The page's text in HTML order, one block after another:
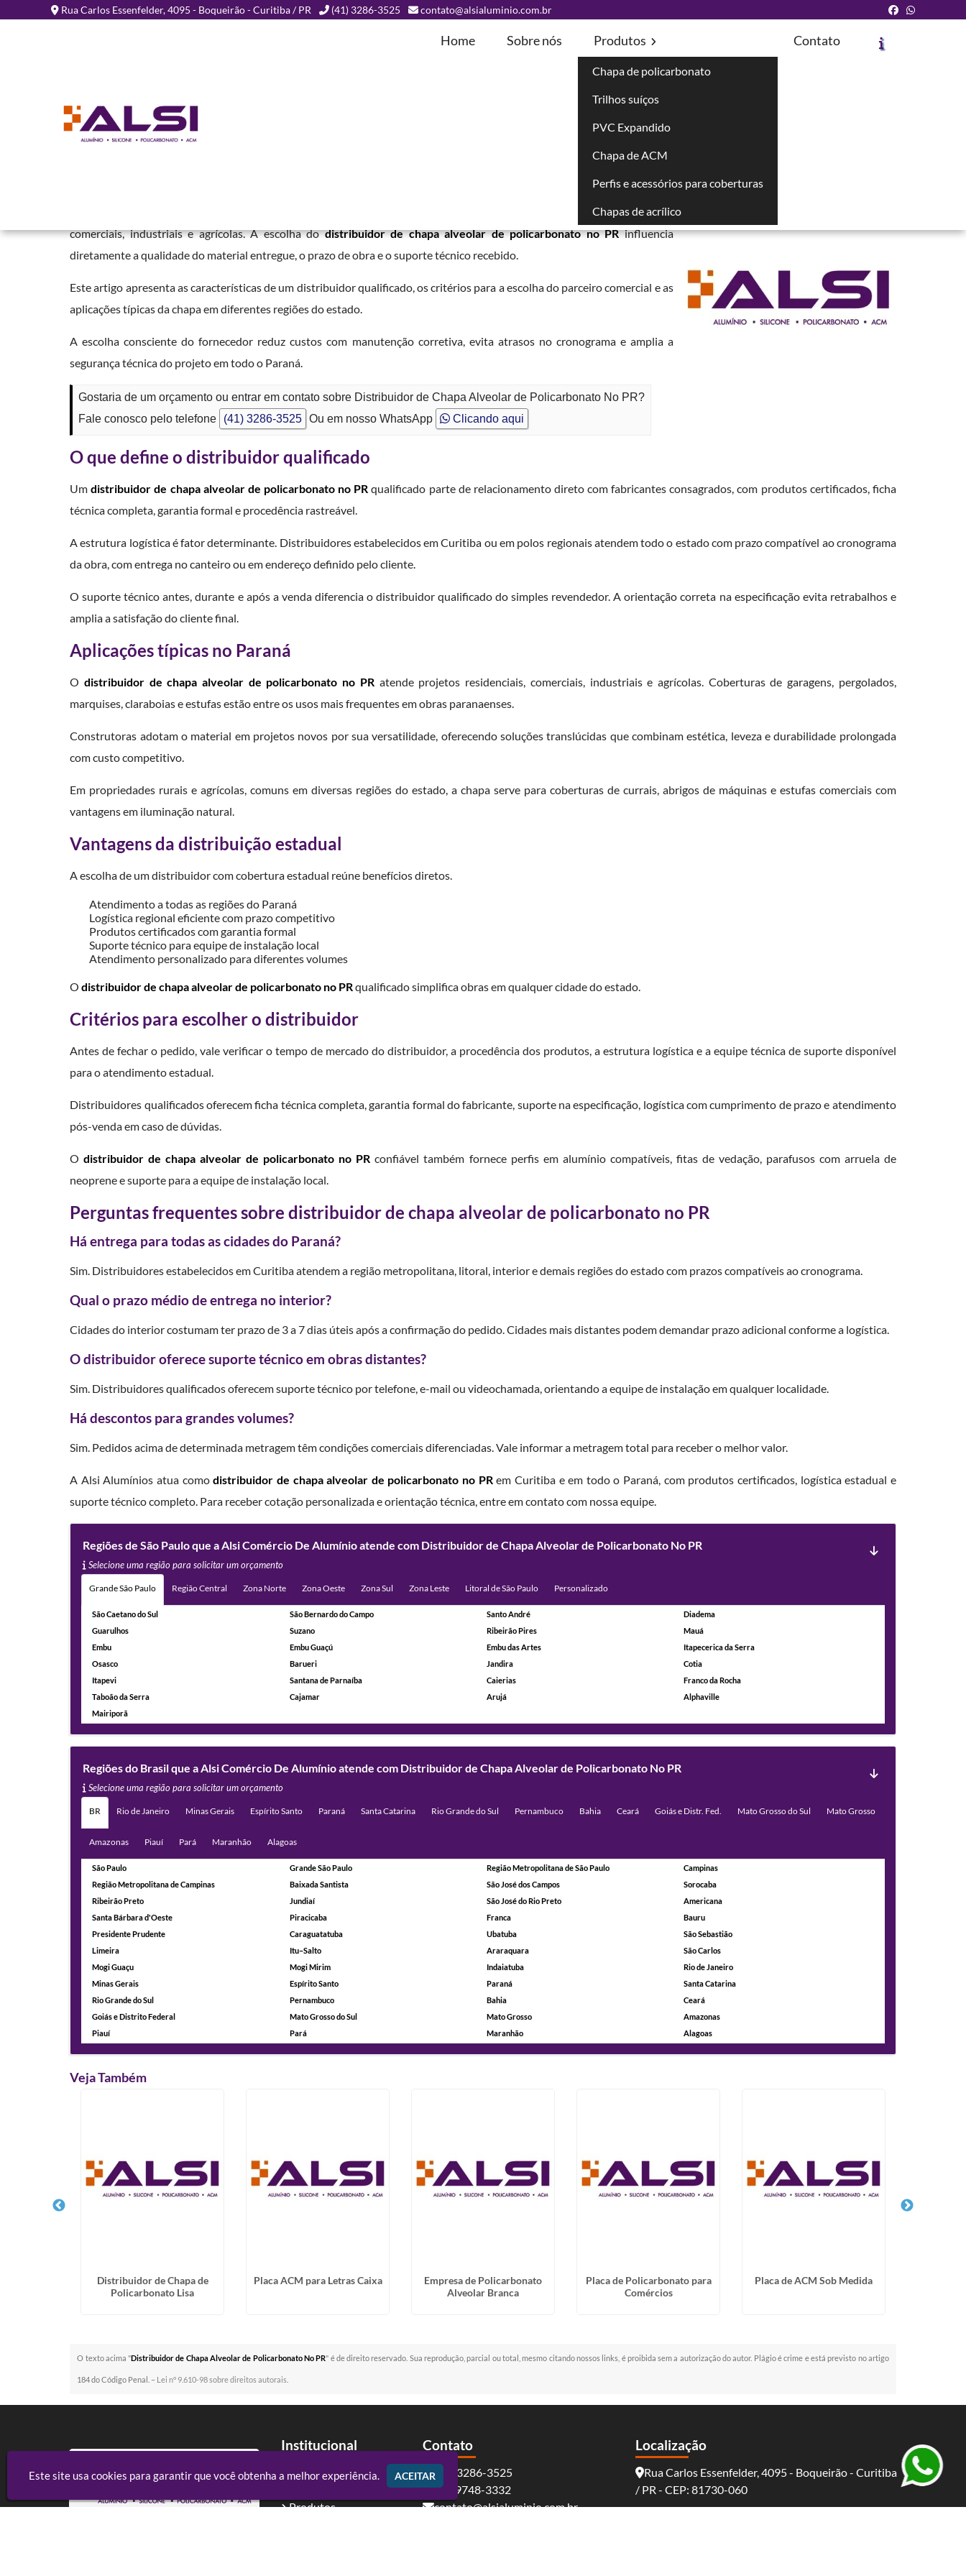
Rua Carlos Essenfelder, 4095 - Boqueirão - Curitiba / PR (41) 3286-3525 contato@alsialuminio.com.br
Home Sobre nós Produtos
Chapa de policarbonato
Trilhos suíços
PVC Expandido
Chapa de ACM
Perfis e acessórios para coberturas
Chapas de acrílico
Contato
Distribuidor de Chapa Alveolar de
Policarbonato No PR
Solicite um Orçamento
A demanda por chapas translúcidas em obras paranaenses cresce a cada ano, com aplicações em coberturas residenciais,
comerciais, industriais e agrícolas. A escolha dodistribuidor de chapa alveolar de policarbonato no PRinfluencia
diretamente a qualidade do material entregue, o prazo de obra e o suporte técnico recebido.
Este artigo apresenta as características de um distribuidor qualificado, os critérios para a escolha do parceiro comercial e as
aplicações típicas da chapa em diferentes regiões do estado.
A escolha consciente do fornecedor reduz custos com manutenção corretiva, evita atrasos no cronograma e amplia a
segurança técnica do projeto em todo o Paraná.
Gostaria de um orçamento ou entrar em contato sobre Distribuidor de Chapa Alveolar de Policarbonato No PR?
Fale conosco pelo telefone
(41) 3286-3525 Ou em nosso WhatsApp Clicando aqui
O que define o distribuidor qualificado
Umdistribuidor de chapa alveolar de policarbonato no PR qualificado parte de relacionamento direto com fabricantes consagrados, com produtos certificados, ficha
técnica completa, garantia formal e procedência rastreável.
A estrutura logística é fator determinante. Distribuidores estabelecidos em Curitiba ou em polos regionais atendem todo o estado com prazo compatível ao cronograma
da obra, com entrega no canteiro ou em endereço definido pelo cliente.
O suporte técnico antes, durante e após a venda diferencia o distribuidor qualificado do simples revendedor. A orientação correta na especificação evita retrabalhos e
amplia a satisfação do cliente final.
Aplicações típicas no Paraná
O distribuidor de chapa alveolar de policarbonato no PRatende projetos residenciais, comerciais, industriais e agrícolas. Coberturas de garagens, pergolados,
marquises, claraboias e estufas estão entre os usos mais frequentes em obras paranaenses.
Construtoras adotam o material em projetos novos por sua versatilidade, oferecendo soluções translúcidas que combinam estética, leveza e durabilidade prolongada
com custo competitivo.
Em propriedades rurais e agrícolas, comuns em diversas regiões do estado, a chapa serve para coberturas de currais, abrigos de máquinas e estufas comerciais com
vantagens em iluminação natural.
Vantagens da distribuição estadual
A escolha de um distribuidor com cobertura estadual reúne benefícios diretos.
Atendimento a todas as regiões do Paraná
Logística regional eficiente com prazo competitivo
Produtos certificados com garantia formal
Suporte técnico para equipe de instalação local
Atendimento personalizado para diferentes volumes
Odistribuidor de chapa alveolar de policarbonato no PRqualificado simplifica obras em qualquer cidade do estado.
Critérios para escolher o distribuidor
Antes de fechar o pedido, vale verificar o tempo de mercado do distribuidor, a procedência dos produtos, a estrutura logística e a equipe técnica de suporte disponível
para o atendimento estadual.
Distribuidores qualificados oferecem ficha técnica completa, garantia formal do fabricante, suporte na especificação, logística com cumprimento de prazo e atendimento
pós-venda em caso de dúvidas.
Odistribuidor de chapa alveolar de policarbonato no PR confiável também fornece perfis em alumínio compatíveis, fitas de vedação, parafusos com arruela de
neoprene e suporte para a equipe de instalação local.
Perguntas frequentes sobre distribuidor de chapa alveolar de policarbonato no PR
Há entrega para todas as cidades do Paraná?
Sim. Distribuidores estabelecidos em Curitiba atendem a região metropolitana, litoral, interior e demais regiões do estado com prazos compatíveis ao cronograma.
Qual o prazo médio de entrega no interior?
Cidades do interior costumam ter prazo de 3 a 7 dias úteis após a confirmação do pedido. Cidades mais distantes podem demandar prazo adicional conforme a logística.
O distribuidor oferece suporte técnico em obras distantes?
Sim. Distribuidores qualificados oferecem suporte técnico por telefone, e-mail ou videochamada, orientando a equipe de instalação em qualquer localidade.
Há descontos para grandes volumes?
Sim. Pedidos acima de determinada metragem têm condições comerciais diferenciadas. Vale informar a metragem total para receber o melhor valor.
A Alsi Alumínios atua comodistribuidor de chapa alveolar de policarbonato no PRem Curitiba e em todo o Paraná, com produtos certificados, logística estadual e
suporte técnico completo. Para receber cotação personalizada e orientação técnica, entre em contato com nossa equipe.
Regiões de São Paulo que a Alsi Comércio De Alumínio atende com Distribuidor de Chapa Alveolar de Policarbonato No PR
Selecione uma região para solicitar um orçamento
Grande São Paulo Região Central Zona Norte Zona Oeste Zona Sul Zona Leste Litoral de São Paulo Personalizado
São Caetano do Sul São Bernardo do Campo Santo André
Diadema
Guarulhos
Suzano Ribeirão Pires
Mauá
Embu
Embu Guaçú Embu das Artes
Itapecerica da Serra
Osasco
Barueri Jandira
Cotia
Itapevi
Santana de Parnaíba Caierias
Franco da Rocha
Taboão da Serra
Cajamar Arujá
Alphaville
Mairiporã
Regiões do Brasil que a Alsi Comércio De Alumínio atende com Distribuidor de Chapa Alveolar de Policarbonato No PR
Selecione uma região para solicitar um orçamento
BR Rio de Janeiro Minas Gerais Espírito Santo Paraná Santa Catarina Rio Grande do Sul Pernambuco Bahia Ceará Goiás e Distr. Fed. Mato Grosso do Sul Mato Grosso
Amazonas Piauí Pará Maranhão Alagoas
São Paulo Grande São Paulo Região Metropolitana de São Paulo
Campinas
Região Metropolitana de Campinas
Baixada Santista São José dos Campos
Sorocaba
Ribeirão Preto
Jundiaí São José do Rio Preto
Americana
Santa Bárbara d'Oeste
Piracicaba Franca
Bauru
Presidente Prudente
Caraguatatuba Ubatuba
São Sebastião
Limeira
Itu–Salto Araraquara
São Carlos
Mogi Guaçu
Mogi Mirim Indaiatuba
Rio de Janeiro
Minas Gerais
Espírito Santo Paraná
Santa Catarina
Rio Grande do Sul
Pernambuco Bahia
Ceará
Goiás e Distrito Federal
Mato Grosso do Sul Mato Grosso
Amazonas
Piauí
Pará Maranhão Alagoas
Veja Também
Distribuidor de Chapa de
Policarbonato Lisa
Placa ACM para Letras Caixa
Empresa de Policarbonato
Alveolar Branca
Placa de Policarbonato para
Comércios
Placa de ACM Sob Medida
O texto acima "Distribuidor de Chapa Alveolar de Policarbonato No PR" é de direito reservado. Sua reprodução, parcial ou total, mesmo citando nossos links, é proibida sem a autorização do autor. Plágio é crime e está previsto no artigo
184 do Código Penal. – Lei n° 9.610-98 sobre direitos autorais
Institucional
Home
Produtos
Contato
(41) 3286-3525
(41) 9748-3332
contato@alsialuminio.com.br
Localização
Rua Carlos Essenfelder, 4095 - Boqueirão - Curitiba
/ PR - CEP: 81730-060
Este site usa cookies para garantir que você obtenha a melhor experiência. ACEITAR